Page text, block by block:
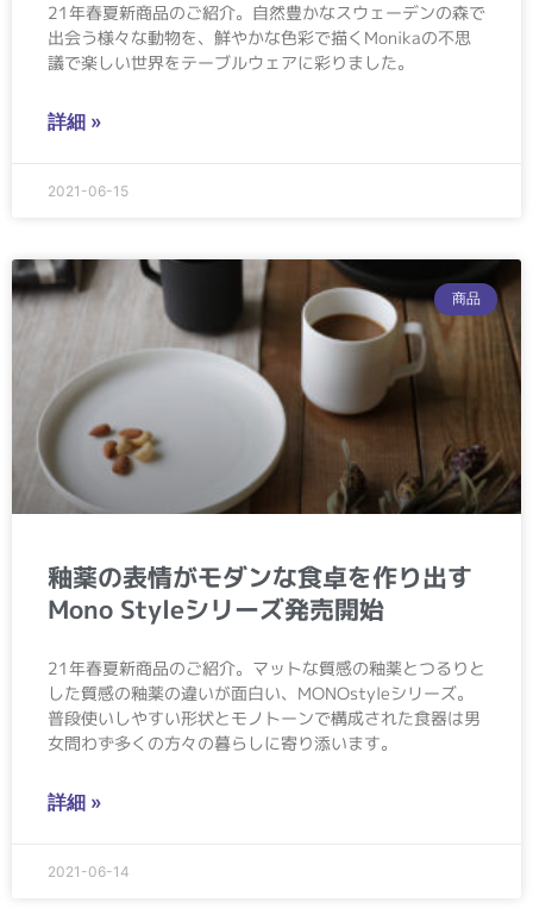
21年春夏新商品のご紹介。自然豊かなスウェーデンの森で
出会う様々な動物を、鮮やかな色彩で描くMonikaの不思
議で楽しい世界をテーブルウェアに彩りました。
詳細 »
2021-06-15
商品
釉薬の表情がモダンな食卓を作り出す
Mono Styleシリーズ発売開始
21年春夏新商品のご紹介。マットな質感の釉薬とつるりと
した質感の釉薬の違いが面白い、MONOstyleシリーズ。
普段使いしやすい形状とモノトーンで構成された食器は男
女問わず多くの方々の暮らしに寄り添います。
詳細 »
2021-06-14